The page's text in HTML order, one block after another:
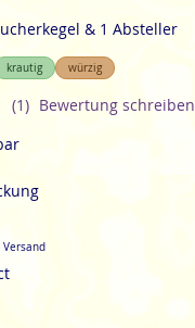
& 1 Absteller
krautig würzig
(1) Bewertung schreiben